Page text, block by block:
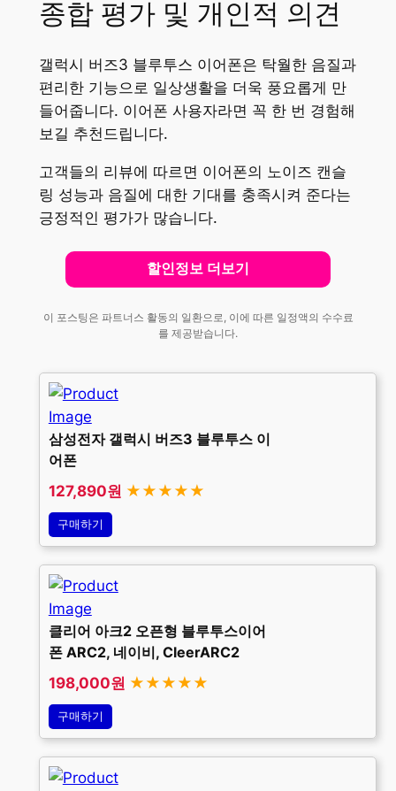
종합 평가 및 개인적 의견
갤럭시 버즈3 블루투스 이어폰은 탁월한 음질과
편리한 기능으로 일상생활을 더욱 풍요롭게 만
들어줍니다. 이어폰 사용자라면 꼭 한 번 경험해
보길 추천드립니다.
고객들의 리뷰에 따르면 이어폰의 노이즈 캔슬
링 성능과 음질에 대한 기대를 충족시켜 준다는
긍정적인 평가가 많습니다.
할인정보 더보기
이 포스팅은 파트너스 활동의 일환으로, 이에 따른 일정액의 수수료
를 제공받습니다.
삼성전자 갤럭시 버즈3 블루투스 이
어폰
127,890원 ★★★★★
구매하기
클리어 아크2 오픈형 블루투스이어
폰 ARC2, 네이비, CleerARC2
198,000원 ★★★★★
구매하기